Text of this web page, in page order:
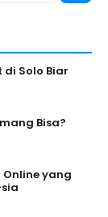
Solo Biar
Bisa?
Online yang